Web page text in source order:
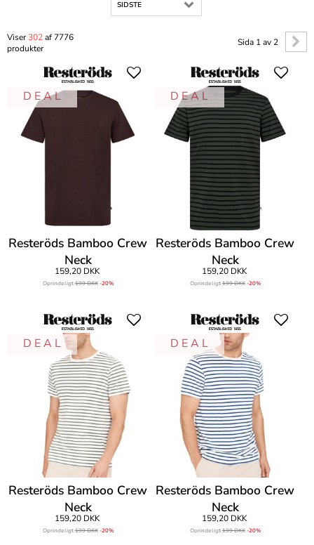
SIDSTE
Sida 1 av 2
Viser302af 7776
produkter
D E A L
Resteröds Bamboo Crew
Neck
159,20 DKK
Oprindeligt199 DKK -20%
D E A L
Resteröds Bamboo Crew
Neck
159,20 DKK
Oprindeligt199 DKK -20%
D E A L
Resteröds Bamboo Crew
Neck
159,20 DKK
Oprindeligt199 DKK -20%
D E A L
Resteröds Bamboo Crew
Neck
159,20 DKK
Oprindeligt199 DKK -20%